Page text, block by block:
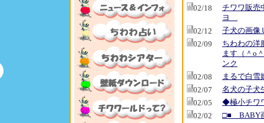
02/18
チワワ販売
ヨ
02/12
子犬の画像
02/09
ちわわの洋
ます（＾o
ンク
02/08
まるで白雪
02/07
名犬の子犬
02/05
◆極小チワ
02/02
□■ BABY